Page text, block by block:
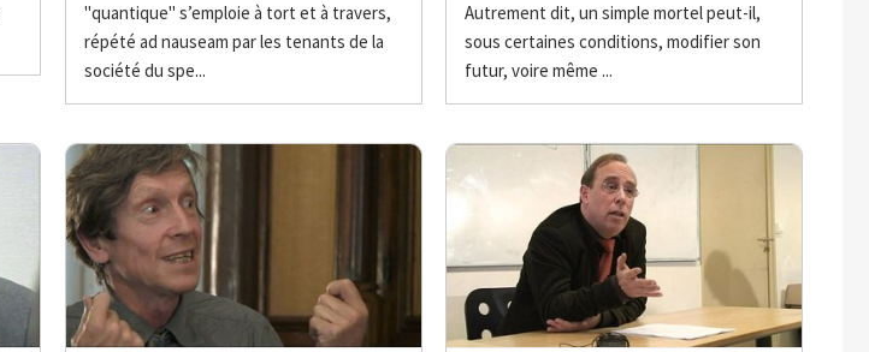
"quantique" s’emploie à tort et à travers,
répété ad nauseam par les tenants de la
société du spe...
Autrement dit, un simple mortel peut-il,
sous certaines conditions, modifier son
futur, voire même ...